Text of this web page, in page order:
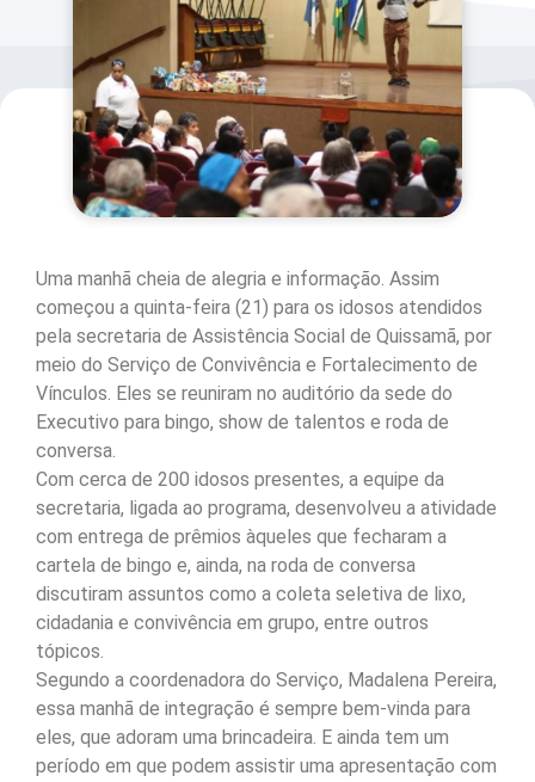
Uma manhã cheia de alegria e informação. Assim
começou a quinta-feira (21) para os idosos atendidos
pela secretaria de Assistência Social de Quissamã, por
meio do Serviço de Convivência e Fortalecimento de
Vínculos. Eles se reuniram no auditório da sede do
Executivo para bingo, show de talentos e roda de
conversa.
Com cerca de 200 idosos presentes, a equipe da
secretaria, ligada ao programa, desenvolveu a atividade
com entrega de prêmios àqueles que fecharam a
cartela de bingo e, ainda, na roda de conversa
discutiram assuntos como a coleta seletiva de lixo,
cidadania e convivência em grupo, entre outros
tópicos.
Segundo a coordenadora do Serviço, Madalena Pereira,
essa manhã de integração é sempre bem-vinda para
eles, que adoram uma brincadeira. E ainda tem um
período em que podem assistir uma apresentação com